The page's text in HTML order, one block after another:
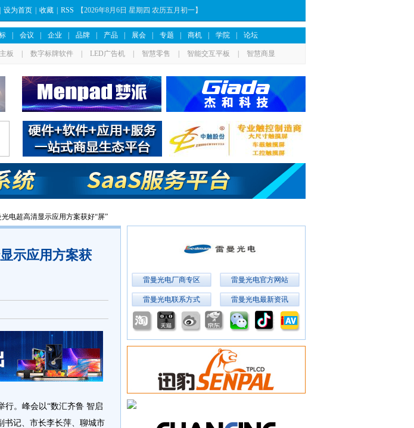
设为首页 收藏 RSS 【2026年8月6日 星期四 农历五月初一】
会议 企业 品牌 产品 展会 专题 商机 学院 论坛
板 数字标牌软件 LED广告机 智慧零售 智能交互平板 智慧商显
电超高清显示应用方案获好“屏”
示应用方案获
行。峰会以“数汇齐鲁 智启
书记、市长李长萍、聊城市
雷曼光电厂商专区 雷曼光电官方网站
雷曼光电联系方式 雷曼光电最新资讯